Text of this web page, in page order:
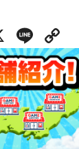
X Line